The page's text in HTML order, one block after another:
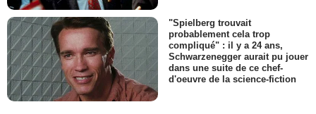
"Spielberg trouvait
probablement cela trop
compliqué" : il y a 24 ans,
Schwarzenegger aurait pu jouer
dans une suite de ce chef-
d'oeuvre de la science-fiction